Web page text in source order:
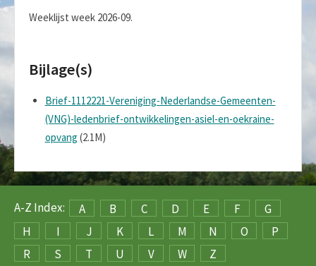
Weeklijst week 2026-09.
Bijlage(s)
Brief-1112221-Vereniging-Nederlandse-Gemeenten-
(VNG)-ledenbrief-ontwikkelingen-asiel-en-oekraine-
opvang (2.1M)
A-Z Index: A B C D E F
G
H
I J K L M N O
P
R
S T U V W Z